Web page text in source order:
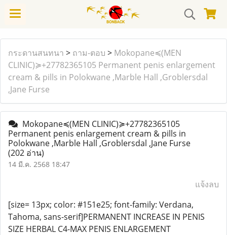
กระดานสนทนา > ถาม-ตอบ > Mokopane≼(MEN
CLINIC)≽+27782365105 Permanent penis enlargement
cream & pills in Polokwane ,Marble Hall ,Groblersdal
,Jane Furse
Mokopane≼(MEN CLINIC)≽+27782365105
Permanent penis enlargement cream & pills in
Polokwane ,Marble Hall ,Groblersdal ,Jane Furse
(202 อ่าน)
14 มี.ค. 2568 18:47
แจ้งลบ
[size= 13px; color: #151e25; font-family: Verdana,
Tahoma, sans-serif]PERMANENT INCREASE IN PENIS
SIZE HERBAL C4-MAX PENIS ENLARGEMENT